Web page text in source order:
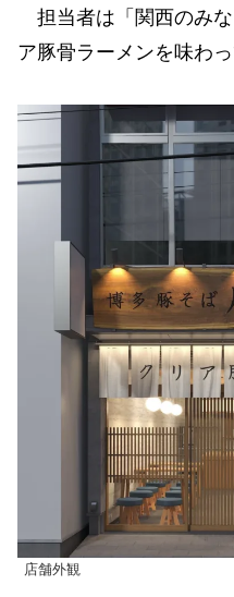
担当者は「関西のみ
ア豚骨ラーメンを味わ
店舗外観